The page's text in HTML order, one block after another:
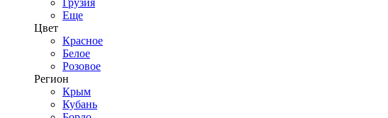
Грузия
Еще
Цвет
Красное
Белое
Розовое
Регион
Крым
Кубань